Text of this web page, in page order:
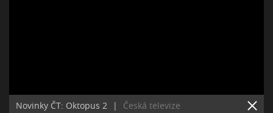
Novinky ČT: Oktopus 2 | Česká televize